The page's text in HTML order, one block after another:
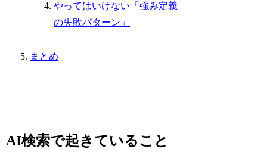
やってはいけない「強み定義
の失敗パターン」
まとめ
AI検索で起きていること